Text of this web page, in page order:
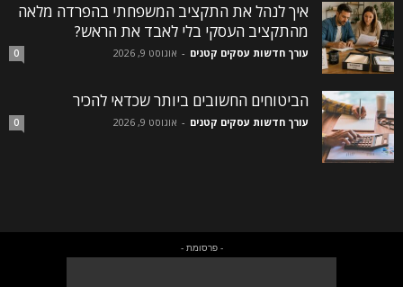
איך לנהל את התקציב המשפחתי בהפרדה מלאה
מהתקציב העסקי בלי לאבד את הראש?
עורך חדשות עסקים קטנים - אוגוסט 9, 2026 0
הביטוחים החשובים ביותר שכדאי להכיר
עורך חדשות עסקים קטנים - אוגוסט 9, 2026 0
- פרסומת -